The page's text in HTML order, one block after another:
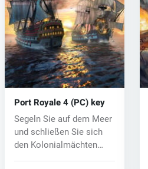
Port Royale 4 (PC) key
Segeln Sie auf dem Meer
und schließen Sie sich
den Kolonialmächten